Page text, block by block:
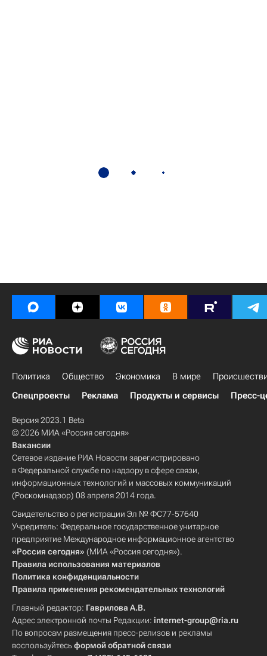
Политика Общество Экономика В мире
Спецпроекты
Реклама Продукты и сервисы Пресс-
Версия 2023.1 Beta
© 2026 МИА «Россия сегодня»
Вакансии
Сетевое издание РИА Новости зарегистрировано
в Федеральной службе по надзору в сфере связи,
информационных технологий и массовых коммуникаций
(Роскомнадзор) 08 апреля 2014 года.
Свидетельство о регистрации Эл № ФС77-57640
Учредитель: Федеральное государственное унитарное
предприятие Международное информационное агентство
«Россия сегодня» (МИА «Россия сегодня»).
Правила использования материалов
Политика конфиденциальности
Правила применения рекомендательных технологий
Главный редактор: Гаврилова А.В.
Адрес электронной почты Редакции: internet-group@ria.ru
По вопросам размещения пресс-релизов и рекламы
воспользуйтесьформой обратной связи